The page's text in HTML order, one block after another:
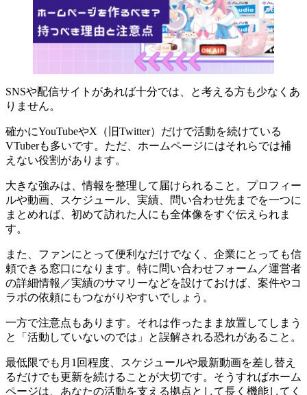
SNSや配信サイトがあれば十分では、と考える方も少なくあ
りません。
確かにYouTubeやX（旧Twitter）だけで活動を続けている
VTuberも多いです。ただ、ホームページにはそれらでは補
えない役割があります。
大きな強みは、情報を整理して届けられること。プロフィー
ルや動画、スケジュール、実績、問い合わせ先までを一つに
まとめれば、初めて訪れた人にも全体像をすぐ伝えられま
す。
また、ファンにとって便利なだけでなく、企業にとっても信
頼できる窓口になります。特に問い合わせフォーム／運営者
の詳細情報／実績のサマリーなどを設けておけば、案件やコ
ラボの依頼にもつながりやすいでしょう。
一方で注意点もあります。それは作ったまま放置してしまう
と「活動していないのでは」と誤解される恐れがあること。
最低限でも月1回程度、スケジュールや最新動画を差し替え
るだけでも更新を続けることが大切です。そうすればホーム
ページは、あなたの活動を支える拠点として長く機能してく